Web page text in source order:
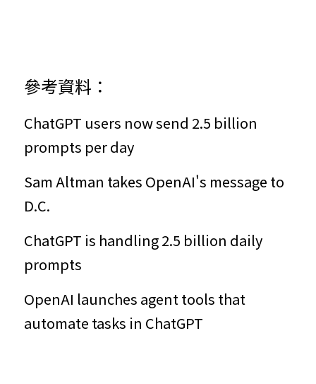
參考資料：
ChatGPT users now send 2.5 billion
prompts per day
Sam Altman takes OpenAI's message to
D.C.
ChatGPT is handling 2.5 billion daily
prompts
OpenAI launches agent tools that
automate tasks in ChatGPT